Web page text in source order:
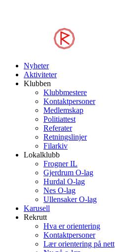
Nyheter
Aktiviteter
Klubben
Klubbmestere
Kontaktpersoner
Medlemskap
Politiattest
Referater
Retningslinjer
Filarkiv
Lokalklubb
Frogner IL
Gjerdrum O-lag
Hurdal O-lag
Nes O-lag
Ullensaker O-lag
Karusell
Rekrutt
Hva er orientering
Kontaktpersoner
Lær orientering på nett